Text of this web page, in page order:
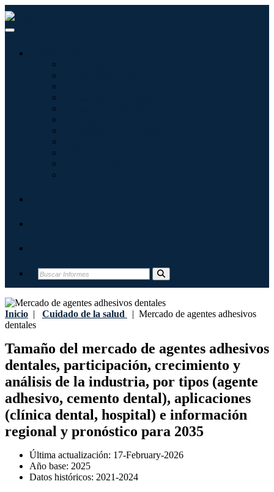
Inicio | Cuidado de la salud | Mercado de agentes adhesivos
dentales
Tamaño del mercado de agentes adhesivos
dentales, participación, crecimiento y
análisis de la industria, por tipos (agente
adhesivo, cemento dental), aplicaciones
(clínica dental, hospital) e información
regional y pronóstico para 2035
Última actualización: 17-February-2026
Año base: 2025
Datos históricos: 2021-2024